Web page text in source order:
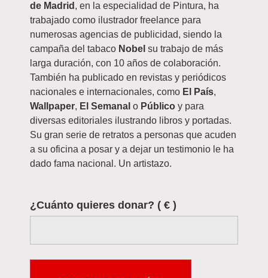
de Madrid , en la especialidad de Pintura, ha
trabajado como ilustrador freelance para
numerosas agencias de publicidad, siendo la
campaña del tabaco Nobel su trabajo de más
larga duración, con 10 años de colaboración.
También ha publicado en revistas y periódicos
nacionales e internacionales, como El País,
Wallpaper, El Semanal o Público y para
diversas editoriales ilustrando libros y portadas.
Su gran serie de retratos a personas que acuden
a su oficina a posar y a dejar un testimonio le ha
dado fama nacional. Un artistazo.
¿Cuánto quieres donar? ( € )